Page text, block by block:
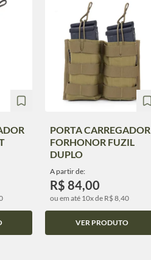
PORTA CARREGADOR
FORHONOR FUZIL
DUPLO
A partir de:
R$ 84,00
ou em até 10x de R$ 8,40
VER PRODUTO